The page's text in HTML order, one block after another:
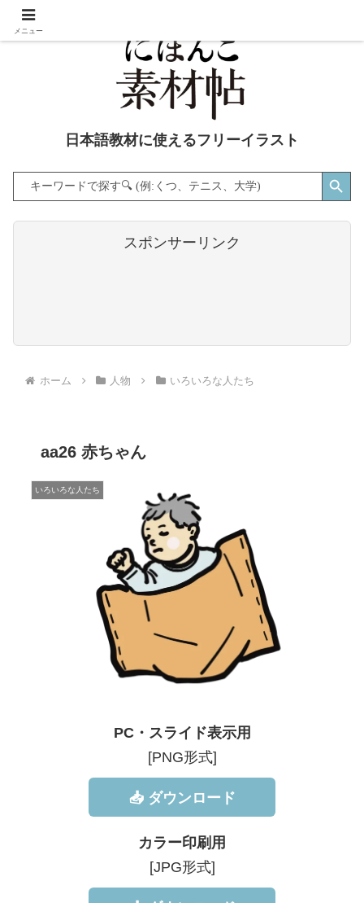
日本語教材に使えるフリーイラスト
Search
for:
Search Button
スポンサーリンク
ホーム 人物 いろいろな人たち
aa26 赤ちゃん
いろいろな人たち
PC・スライド表示用
[PNG形式]
📥 ダウンロード
カラー印刷用
[JPG形式]
メニュー